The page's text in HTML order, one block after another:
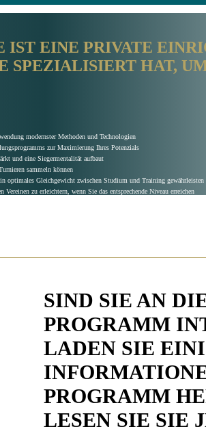
EINE PRIVATE
HAT, UM
modernster Methoden und Technologien
zur Maximierung Ihres Potenzials
und eine Siegermentalität aufbaut
sammeln können
optimales Gleichgewicht zwischen Studium und Training gewährleisten
zu erleichtern, wenn Sie das entsprechende Niveau erreichen
SIND SIE AN
PROGRAMM
LADEN SIE
PROGRAMM
LESEN SIE SIE